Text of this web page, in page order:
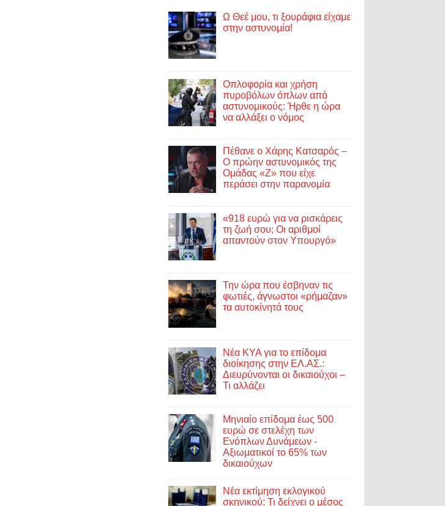
Ω Θεέ μου, τι ξουράφια είχαμε
στην αστυνομία!
Οπλοφορία και χρήση
πυροβόλων όπλων από
αστυνομικούς: Ήρθε η ώρα
να αλλάξει ο νόμος
Πέθανε ο Χάρης Κατσαρός –
Ο πρώην αστυνομικός της
Ομάδας «Ζ» που είχε
περάσει στην παρανομία
«918 ευρώ για να ρισκάρεις
τη ζωή σου; Οι αριθμοί
απαντούν στον Υπουργό»
Την ώρα που έσβηναν τις
φωτιές, άγνωστοι «ρήμαζαν»
τα αυτοκίνητά τους
Νέα ΚΥΑ για το επίδομα
διοίκησης στην ΕΛ.ΑΣ.:
Διευρύνονται οι δικαιούχοι –
Τι αλλάζει
Μηνιαίο επίδομα έως 500
ευρώ σε στελέχη των
Ενόπλων Δυνάμεων -
Αξιωματικοί το 65% των
δικαιούχων
Νέα εκτίμηση εκλογικού
σκηνικού: Τι δείχνει ο μέσος